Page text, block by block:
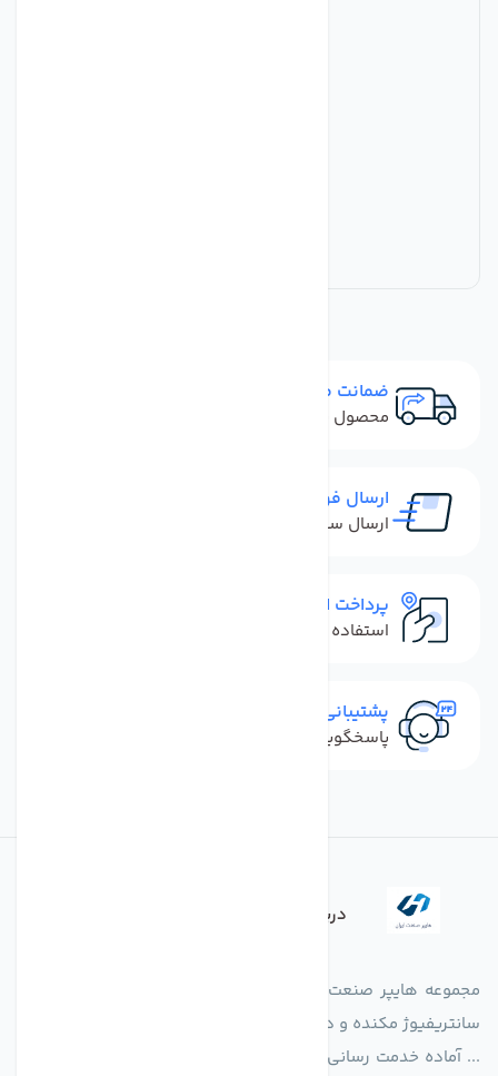
ضمانت مرجوعی
محصول نباید آسیب دیده باشد
ارسال فوری
ارسال سفارش در کمترین زمان ممکن
پرداخت امن
استفاده از روش‌های پرداخت امن
پشتیبانی سریع
پاسخگویی سریع به تماس‌ها و پیام‌ها
درباره فروشگاه
مجموعه هایپر صنعت ایران در امر تولید و واردات انواع فن های
سانتریفیوژ مکنده و دمنده آکسیال، سقفی، بین کانالی، مرغداری و
... آماده خدمت رسانی به شرکت های تولیدی، صنعتی و ساختمانی